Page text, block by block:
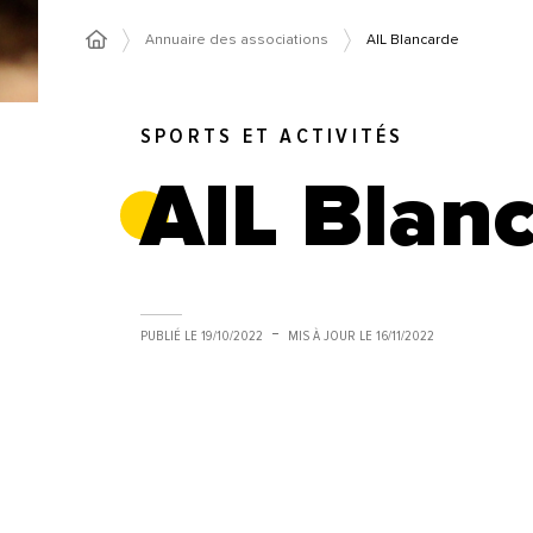
Annuaire des associations AIL Blancarde
SPORTS ET ACTIVITÉS
AIL
PUBLIÉ LE 19/10/2022 MIS À JOUR LE 16/11/2022